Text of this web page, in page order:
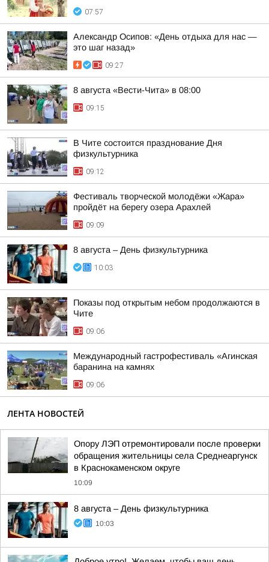
07:57
Александр Осипов: «День отдыха для нас —
это шаг назад»
09:27
8 августа «Вести-Чита» в 08:00
09:15
В Чите состоится празднование Дня
физкультурника
09:12
Фестиваль творческой молодёжи «Жара»
пройдёт на берегу озера Арахлей
09:09
8 августа – День физкультурника
10:03
Показы под открытым небом продолжаются в
Чите
09:06
Международный гастрофестиваль «Агинская
баранина на камнях
09:06
ЛЕНТА НОВОСТЕЙ
Опору ЛЭП отремонтировали после проверки
обращения жительницы села Среднеаргунск
в Краснокаменском округе
10:09
8 августа – День физкультурника
10:03